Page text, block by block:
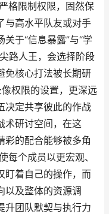
格限制权限，固然保
与高水平队友或对手
于“信息暴露”与“学
路人王，会选择阶段
免核心打法被长期研
权限的设置，更深远
决定共享彼此的作战
术研讨空间，在这
彩的配合能够被多角
每个成员以更宏观、
盯着自己的操作，而
以及整体的资源调
升团队默契与执行力